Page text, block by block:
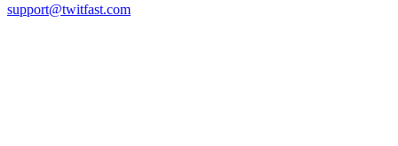
support@twitfast.com